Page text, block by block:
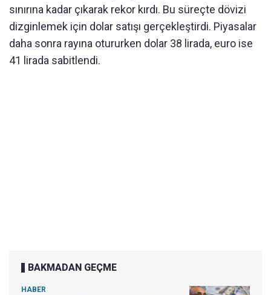
sınırına kadar çıkarak rekor kırdı. Bu süreçte dövizi
dizginlemek için dolar satışı gerçekleştirdi. Piyasalar
daha sonra rayına otururken dolar 38 lirada, euro ise
41 lirada sabitlendi.
BAKMADAN GEÇME
HABER